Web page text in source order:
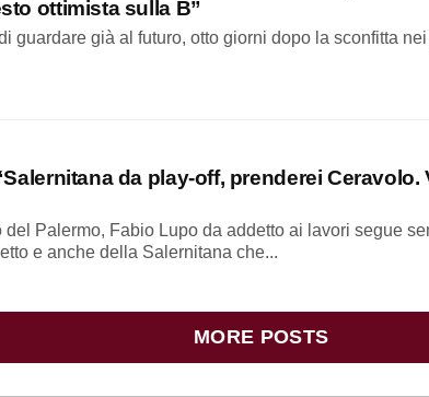
ottimista sulla B”
guardare già al futuro, otto giorni dopo la sconfitta
da play-off, prenderei
del Palermo, Fabio Lupo da addetto ai lavori segue
e anche della Salernitana che...
MORE POSTS